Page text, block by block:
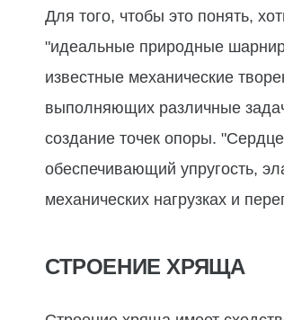
Для того, чтобы это понять,
"идеальные природные
известные механические
выполняющих различные
создание точек опоры.
обеспечивающий упругость,
механических нагрузках и
СТРОЕНИЕ ХРЯЩА